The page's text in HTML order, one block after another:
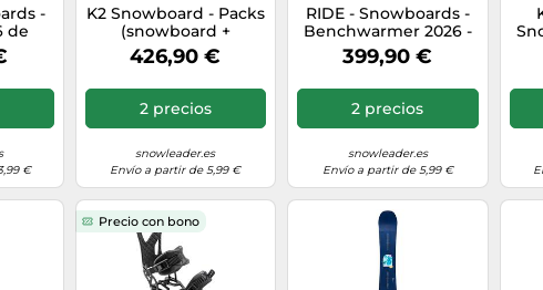
-
de
cm -
€
K2 Snowboard - Packs
(snowboard +
fijaciones) - Pack
Dreamsicle 2026 para
cm.146 cm
426,90 €
2 precios
snowleader.es
Envío a partir de 5,99 €
RIDE - Snowboards -
Benchwarmer 2026 -
Talla 151 cm - Negro
Negro 151 cm
399,90 €
2 precios
snowleader.es
Envío a partir de 5,99 €
Precio con bono